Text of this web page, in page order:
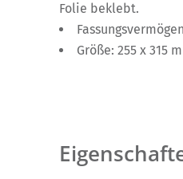
Folie beklebt.
Größe: 255 x 315